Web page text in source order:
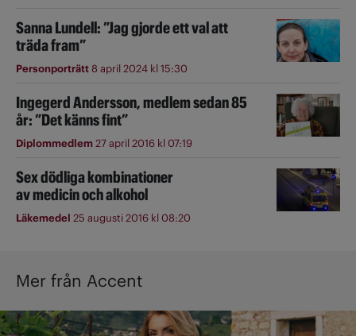
Sanna Lundell: ”Jag gjorde ett val att
träda fram”
Personporträtt8 april 2024 kl 15:30
Ingegerd Andersson, medlem sedan 85
år: ”Det känns fint”
Diplommedlem27 april 2016 kl 07:19
Sex dödliga kombinationer
av medicin och alkohol
Läkemedel 25 augusti 2016 kl 08:20
Mer från Accent